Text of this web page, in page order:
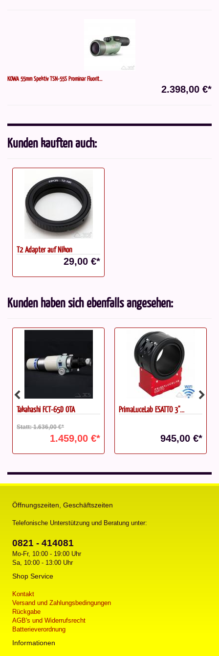
KOWA 55mm Spektiv TSN-55S Prominar Fluorit...
2.398,00 €*
Kunden kauften auch:
T2 Adapter auf Nikon
29,00 €*
Kunden haben sich ebenfalls angesehen:
Takahashi FCT-65D OTA
Statt: 1.636,00 €*
1.459,00 €*
PrimaLuceLab ESATTO 3"...
945,00 €*
Öffnungszeiten, Geschäftszeiten
Telefonische Unterstützung und Beratung unter:
0821 - 414081
Mo-Fr, 10:00 - 19:00 Uhr
Sa, 10:00 - 13:00 Uhr
Shop Service
Kontakt
Versand und Zahlungsbedingungen
Rückgabe
AGB's und Widerrufsrecht
Batterieverordnung
Informationen